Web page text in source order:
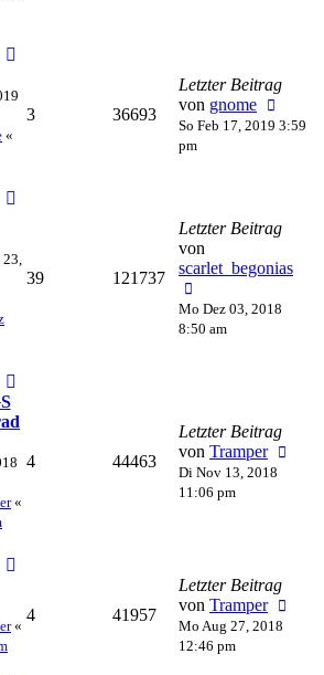
«
3 36693
Letzter Beitrag
von gnome
So Feb 17, 2019 3:59
pm
39 121737
Letzter Beitrag
von
scarlet_begonias
Mo Dez 03, 2018
8:50 am
«
4 44463
Letzter Beitrag
von Tramper
Di Nov 13, 2018
11:06 pm
«
4 41957
Letzter Beitrag
von Tramper
Mo Aug 27, 2018
12:46 pm